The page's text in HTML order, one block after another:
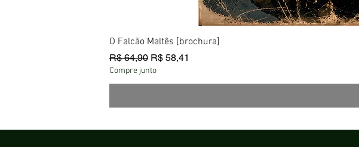
O Falcão Maltês [brochura]
Preço normal
R$ 64,90 Preço promocional
R$ 58,41
Compre junto